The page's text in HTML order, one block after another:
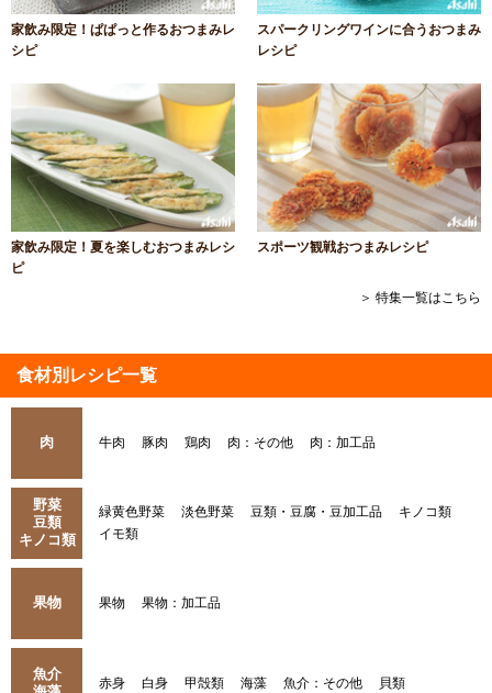
家飲み限定！ぱぱっと作るおつまみレ
シピ
スパークリングワインに合うおつまみ
レシピ
家飲み限定！夏を楽しむおつまみレシ
ピ
スポーツ観戦おつまみレシピ
＞ 特集一覧はこちら
食材別レシピ一覧
肉 牛肉 豚肉 鶏肉 肉：その他 肉：加工品
野菜
豆類
キノコ類
緑黄色野菜 淡色野菜 豆類・豆腐・豆加工品
キノコ類
イモ類
果物 果物 果物：加工品
魚介
赤身 白身 甲殻類 海藻 魚介：その他 貝類